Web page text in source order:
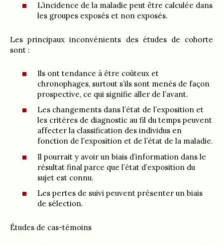
L’incidence de la maladie peut être calculée dans
les groupes exposés et non exposés.
Les principaux inconvénients des études de cohorte
sont :
Ils ont tendance à être coûteux et
chronophages, surtout s’ils sont menés de façon
prospective, ce qui signifie aller de l’avant.
Les changements dans l’état de l’exposition et
les critères de diagnostic au fil du temps peuvent
affecter la classification des individus en
fonction de l’exposition et de l’état de la maladie.
Il pourrait y avoir un biais d’information dans le
résultat final parce que l’état d’exposition du
sujet est connu.
Les pertes de suivi peuvent présenter un biais
de sélection.
Études de cas-témoins